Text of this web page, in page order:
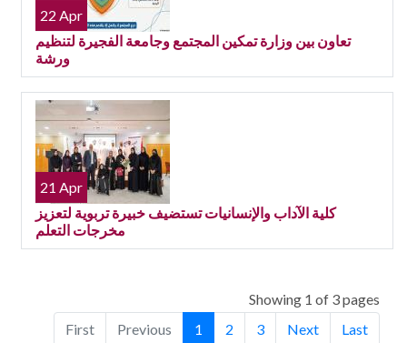
22 Apr
تعاون بين وزارة تمكين المجتمع وجامعة الفجيرة لتنظيم
ورشة
21 Apr
كلية الآداب والإنسانيات تستضيف خبيرة تربوية لتعزيز
مخرجات التعلم
Showing 1 of 3 pages
First
Previous 1 2 3 Next Last